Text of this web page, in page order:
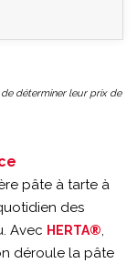
déterminer leur prix de
pâte à tarte à
des
Avec HERTA®,
déroule la pâte